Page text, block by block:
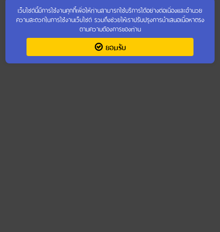
เข้าชมเว็บไซต์เก่า
เว็บไซต์นี้มีการใช้งานคุกกี้เพื่อให้ท่านสามารถใช้บริการได้อย่างต่อเนื่องและอำนวย
ความสะดวกในการใช้งานเว็บไซต์ รวมถึงช่วยให้เราปรับปรุงการนำเสนอเนื้อหาตรง
ตามความต้องการของท่าน
ยอมรับ